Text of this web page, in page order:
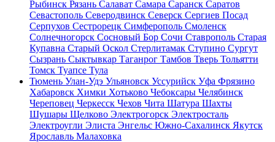
Рыбинск Рязань Салават Самара Саранск Саратов
Севастополь Северодвинск Северск Сергиев Посад
Серпухов Сестрорецк Симферополь Смоленск
Солнечногорск Сосновый Бор Сочи Ставрополь Старая
Купавна Старый Оскол Стерлитамак Ступино Сургут
Сызрань Сыктывкар Таганрог Тамбов Тверь Тольятти
Томск Туапсе Тула
Тюмень Улан-Удэ Ульяновск Уссурийск Уфа Фрязино
Хабаровск Химки Хотьково Чебоксары Челябинск
Череповец Черкесск Чехов Чита Шатура Шахты
Шушары Щелково Электрогорск Электросталь
Электроугли Элиста Энгельс Южно-Сахалинск Якутск
Ярославль Малаховка